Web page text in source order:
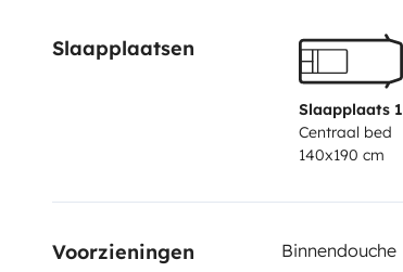
Slaapplaatsen
Slaapplaats 1
Centraal bed
140x190 cm
Voorzieningen Binnendouche